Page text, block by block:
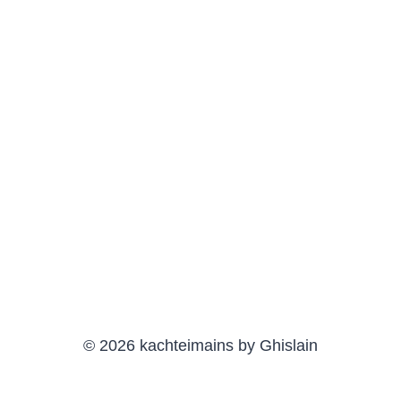
© 2026 kachteimains by Ghislain